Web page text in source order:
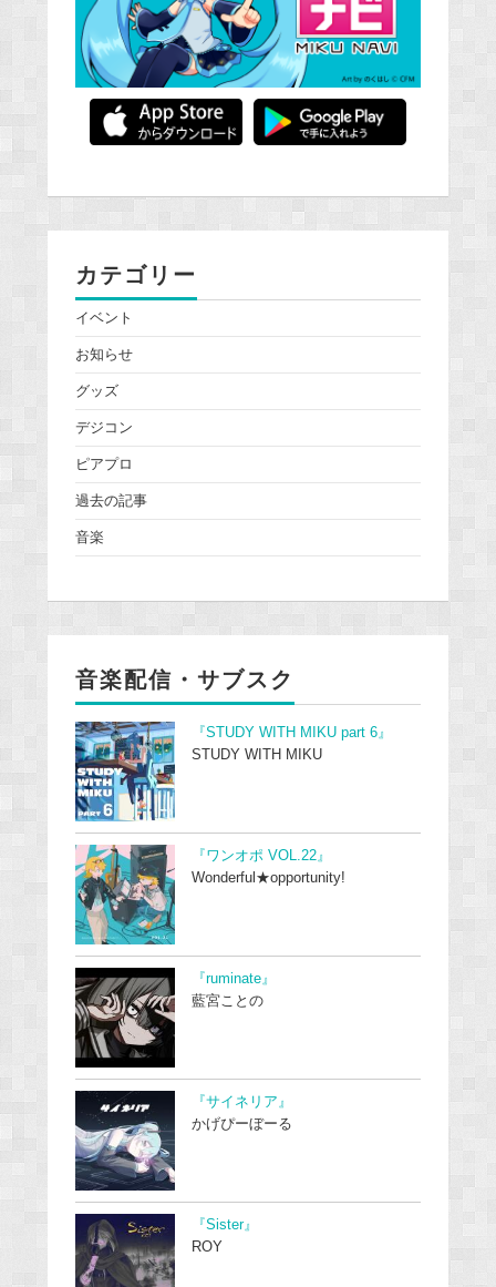
カテゴリー
イベント
お知らせ
グッズ
デジコン
ピアプロ
過去の記事
音楽
音楽配信・サブスク
『STUDY WITH MIKU part 6』
STUDY WITH MIKU
『ワンオポ VOL.22』
Wonderful★opportunity!
『ruminate』
藍宮ことの
『サイネリア』
かげぴーぼーる
『Sister』
ROY